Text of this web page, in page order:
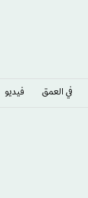
في العمق فيديو